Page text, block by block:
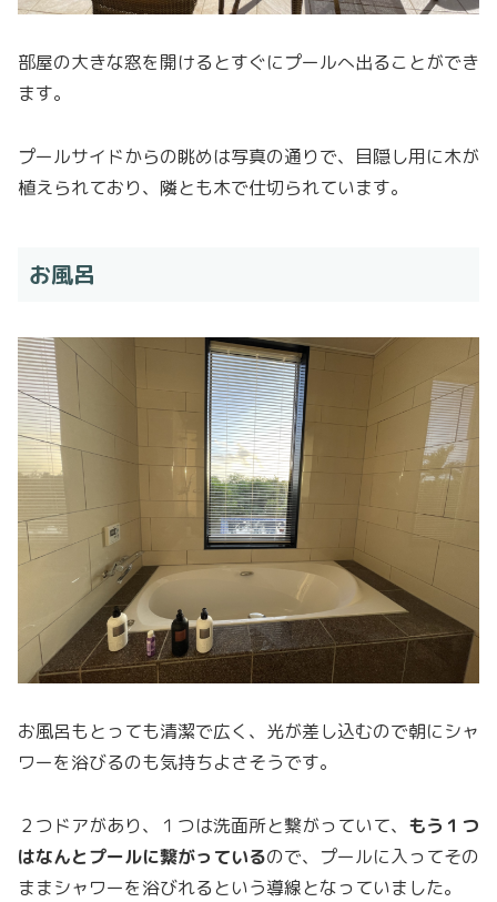
部屋の大きな窓を開けるとすぐにプールへ出ることができ
ます。
プールサイドからの眺めは写真の通りで、目隠し用に木が
植えられており、隣とも木で仕切られています。
お風呂
お風呂もとっても清潔で広く、光が差し込むので朝にシャ
ワーを浴びるのも気持ちよさそうです。
２つドアがあり、１つは洗面所と繋がっていて、 もう１つ
はなんとプールに繋がっているので、プールに入ってその
ままシャワーを浴びれるという導線となっていました。